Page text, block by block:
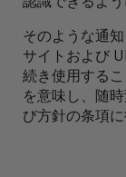
そのような通
サイトおよび
続き使用する
を意味し、随
び方針の条項に